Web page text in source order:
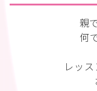
親
何
レッ